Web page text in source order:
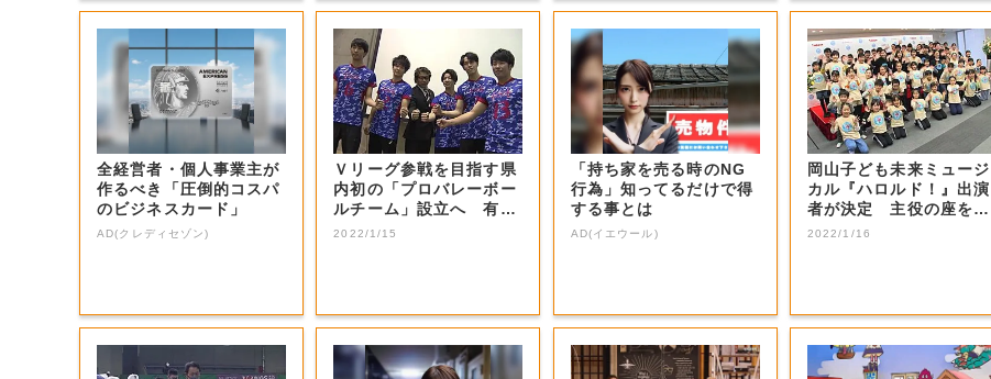
全経営者・個人事業主が
作るべき「圧倒的コスパ
のビジネスカード」
AD(クレディセゾン)
Ｖリーグ参戦を目指す県
内初の「プロバレーボー
ルチーム」設立へ 有望
選手などの受け...
2022/1/15
「持ち家を売る時のNG
行為」知ってるだけで得
する事とは
AD(イエウール)
岡山子ども未来ミュージ
カル『ハロルド！』出演
者が決定 主役の座を射
止めた感想は…...
2022/1/16